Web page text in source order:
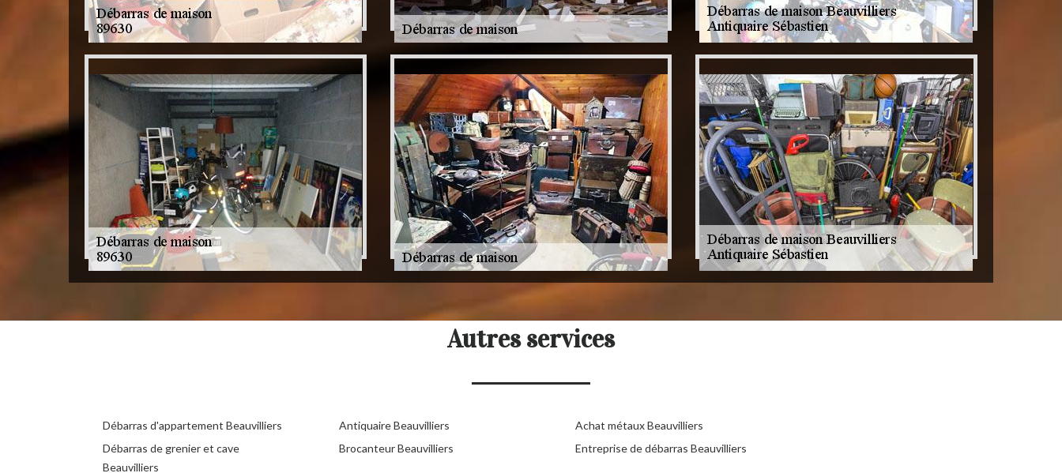
Autres services
Débarras d'appartement Beauvilliers
Débarras de grenier et cave
Beauvilliers
Antiquaire Beauvilliers
Brocanteur Beauvilliers
Achat métaux Beauvilliers
Entreprise de débarras Beauvilliers